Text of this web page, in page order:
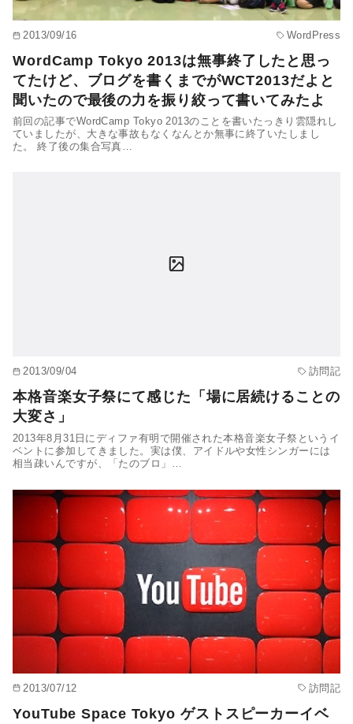
2013/09/16 WordPress
WordCamp Tokyo 2013は無事終了したと思っ
てたけど、ブログを書くまでがWCT2013だよと
聞いたので最後の力を振り絞って書いてみたよ
前回の記事でWordCamp Tokyo 2013のことを書いたっきり雲隠れし
ていましたが、大きな事故もなくなんとか無事に終了いたしまし
た。 終了後の集合写真…
2013/09/04 訪問記
本格音楽女子祭にて感じた「場に居続けることの
大変さ」
2013年8月31日にディファ有明で開催された本格音楽女子祭というイ
ベントに参加してきました。実は僕、アイドルや女性シンガーには
相当疎いんですが、「たのブロ」…
2013/07/12 訪問記
YouTube Space Tokyo ゲストスピーカーイベ